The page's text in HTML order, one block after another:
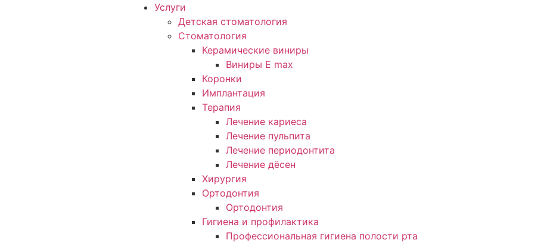
Услуги
Детская стоматология
Стоматология
Керамические виниры
Виниры E max
Коронки
Имплантация
Терапия
Лечение кариеса
Лечение пульпита
Лечение периодонтита
Лечение дёсен
Хирургия
Ортодонтия
Ортодонтия
Гигиена и профилактика
Профессиональная гигиена полости рта